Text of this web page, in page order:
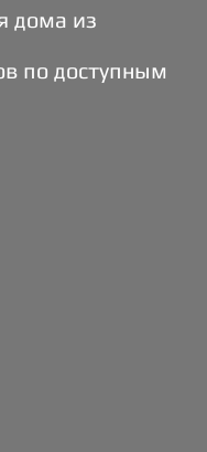
дома из
по доступным